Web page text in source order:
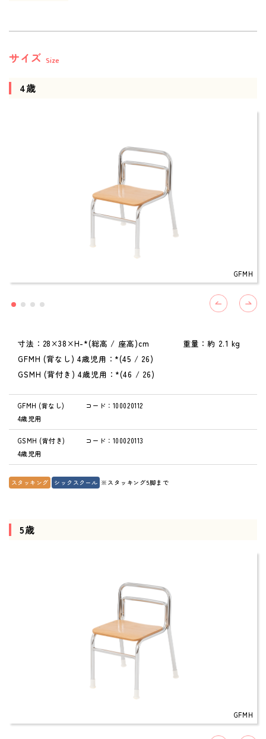
サイズ Size
4歳
GFMH
寸法：28×38×H-*(総高 / 座高)cm 重量：約 2.1 kg
GFMH (背なし) 4歳児用：*(45 / 26)
GSMH (背付き) 4歳児用：*(46 / 26)
GFMH (背なし)
4歳児用
コード：100020112
GSMH (背付き)
4歳児用
コード：100020113
スタッキング シックスクール ※スタッキング5脚まで
5歳
GFMH